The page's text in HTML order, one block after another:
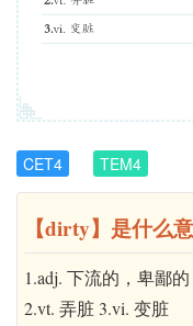
CET4 TEM4
【dirty】是什么
1.adj. 下流的，卑鄙
2.vt. 弄脏 3.vi. 变脏